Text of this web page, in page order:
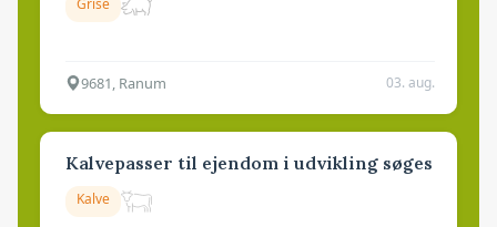
9681, Ranum 03. aug.
Kalvepasser til ejendom i udvikling søges
Kalve